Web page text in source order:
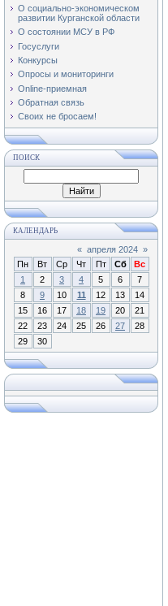
О социально-экономическом
развитии Курганской области
О состоянии МСУ в РФ
Госуслуги
Конкурсы
Опросы и мониторинги
Online-приемная
Обратная связь
Своих не бросаем!
ПОИСК
КАЛЕНДАРЬ
« апреля 2024 »
Пн
Вт Ср Чт Пт Сб
Вс
1
2 3 4 5 6
7
8
9 10 11 12 13
14
15
16 17 18 19 20
21
22
23 24 25 26 27
28
29
30